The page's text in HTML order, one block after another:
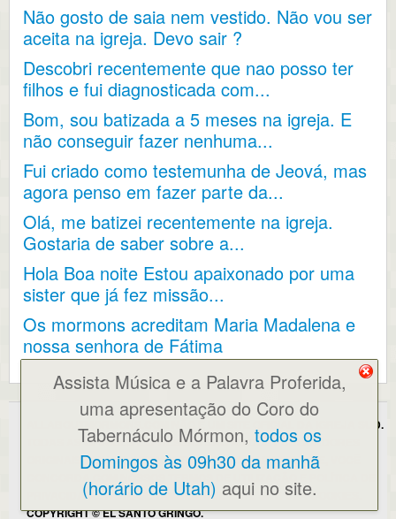
Não gosto de saia nem vestido. Não vou ser
aceita na igreja. Devo sair ?
Descobri recentemente que nao posso ter
filhos e fui diagnosticada com...
Bom, sou batizada a 5 meses na igreja. E
não conseguir fazer nenhuma...
Fui criado como testemunha de Jeová, mas
agora penso em fazer parte da...
Olá, me batizei recentemente na igreja.
Gostaria de saber sobre a...
Hola Boa noite Estou apaixonado por uma
sister que já fez missão...
Os mormons acreditam Maria Madalena e
nossa senhora de Fátima
ALLABOUTMORMONS.COM NÃO É UM SITE OFICIAL DA IGREJA SUD.
TODAS AS OPINIÕES EXPRESSAS SÃO AS DOS PUBLICADORES
ORIGINAIS E/OU DO WEBMASTER AO UTILIZAR ESTE SITE, VOCÊ
CONCORDA COM NOSSOS
PRIVACIDADE. NOTE-SE TAMBÉM QUE ESTE SITE USA COOKIES.
COPYRIGHT © EL SANTO GRINGO.
Assista Música e a Palavra Proferida,
uma apresentação do Coro do
Tabernáculo Mórmon, todos os
Domingos às 09h30 da manhã
(horário de Utah) aqui no site.